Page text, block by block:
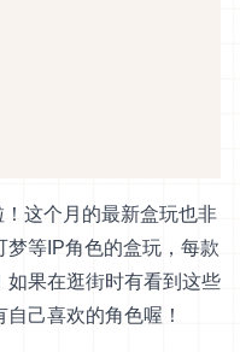
这个月的最新盒玩也非
等IP角色的盒玩，每款
如果在逛街时有看到这些
己喜欢的角色喔！